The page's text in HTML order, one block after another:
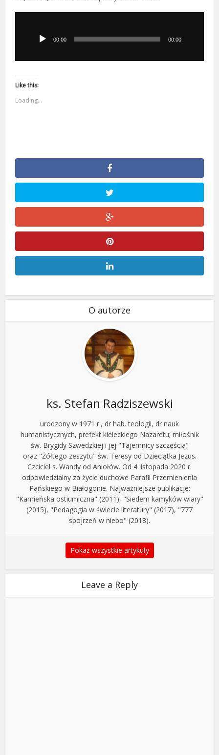
dźwiękowych00:00 00:00
Like this:
Loading...
O autorze
ks. Stefan Radziszewski
urodzony w 1971 r., dr hab. teologii, dr nauk
humanistycznych, prefekt kieleckiego Nazaretu; miłośnik
św. Brygidy Szwedzkiej i jej "Tajemnicy szczęścia"
oraz "Żółtego zeszytu" św. Teresy od Dzieciątka Jezus.
Czciciel s. Wandy od Aniołów. Od 4 listopada 2020 r.
odpowiedzialny za życie duchowe Parafii Przemienienia
Pańskiego w Białogonie. Najważniejsze publikacje:
"Kamieńska ostiumiczna" (2011), "Siedem kamyków wiary"
(2015), "Pedagogia w świecie literatury" (2017), "777
spojrzeń w niebo" (2018).
Pokaż wszystkie artykuły
Leave a Reply